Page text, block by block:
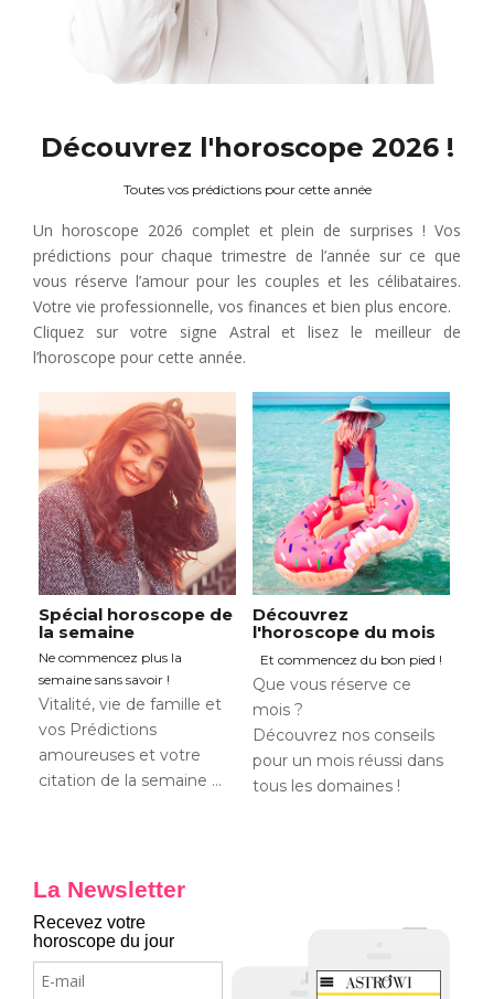
Découvrez l'horoscope 2026 !
Toutes vos prédictions pour cette année
Un horoscope 2026 complet et plein de surprises ! Vos
prédictions pour chaque trimestre de l’année sur ce que
vous réserve l’amour pour les couples et les célibataires.
Votre vie professionnelle, vos finances et bien plus encore.
Cliquez sur votre signe Astral et lisez le meilleur de
l’horoscope pour cette année.
Spécial horoscope de
la semaine
Ne commencez plus la
semaine sans savoir !
Vitalité, vie de famille et
vos Prédictions
amoureuses et votre
citation de la semaine …
Découvrez
l'horoscope du mois
Et commencez du bon pied !
Que vous réserve ce
mois ?
Découvrez nos conseils
pour un mois réussi dans
tous les domaines !
La Newsletter
Recevez votre
horoscope du jour
E-